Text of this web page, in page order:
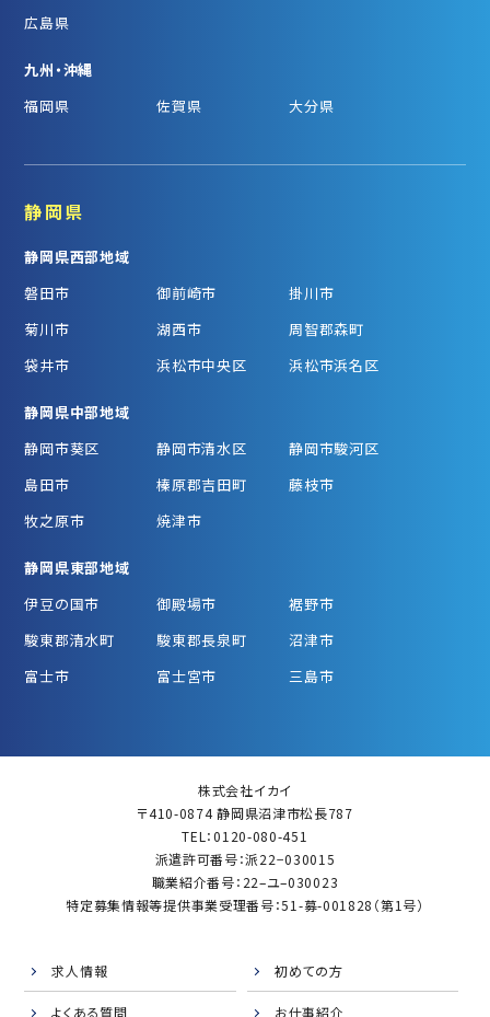
広島県
九州・沖縄
福岡県
佐賀県 大分県
静岡県
静岡県西部地域
磐田市
御前崎市
掛川市
菊川市
湖西市
周智郡森町
袋井市
浜松市中央区 浜松市浜名区
静岡県中部地域
静岡市葵区
静岡市清水区
静岡市駿河区
島田市
榛原郡吉田町
藤枝市
牧之原市
焼津市
静岡県東部地域
伊豆の国市
御殿場市
裾野市
駿東郡清水町
駿東郡長泉町
沼津市
富士市
富士宮市 三島市
株式会社イカイ
〒410-0874 静岡県沼津市松長787
TEL：0120-080-451
派遣許可番号：派22−030015
職業紹介番号：22–ユ–030023
特定募集情報等提供事業受理番号：51-募-001828（第1号）
求人情報 初めての方
よくある質問 お仕事紹介